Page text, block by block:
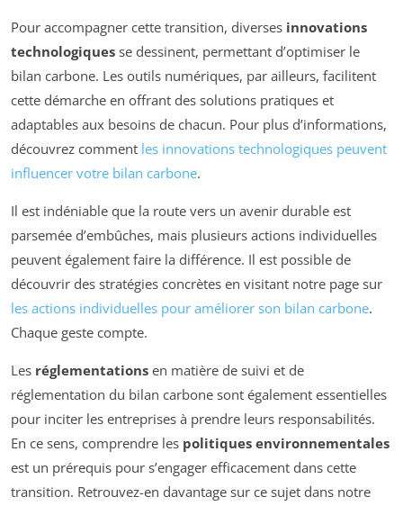
Pour accompagner cette transition, diverses innovations
technologiques se dessinent, permettant d’optimiser le
bilan carbone. Les outils numériques, par ailleurs, facilitent
cette démarche en offrant des solutions pratiques et
adaptables aux besoins de chacun. Pour plus d’informations,
découvrez comment les innovations technologiques peuvent
influencer votre bilan carbone.
Il est indéniable que la route vers un avenir durable est
parsemée d’embûches, mais plusieurs actions individuelles
peuvent également faire la différence. Il est possible de
découvrir des stratégies concrètes en visitant notre page sur
les actions individuelles pour améliorer son bilan carbone.
Chaque geste compte.
Les réglementations en matière de suivi et de
réglementation du bilan carbone sont également essentielles
pour inciter les entreprises à prendre leurs responsabilités.
En ce sens, comprendre les politiques environnementales
est un prérequis pour s’engager efficacement dans cette
transition. Retrouvez-en davantage sur ce sujet dans notre